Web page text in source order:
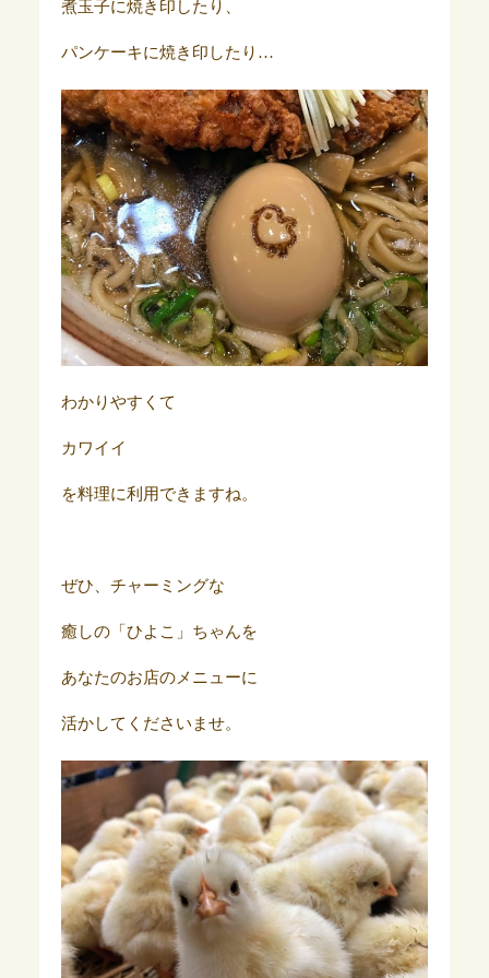
煮玉子に焼き印したり、
パンケーキに焼き印したり…
わかりやすくて
カワイイ
を料理に利用できますね。
ぜひ、チャーミングな
癒しの「ひよこ」ちゃんを
あなたのお店のメニューに
活かしてくださいませ。